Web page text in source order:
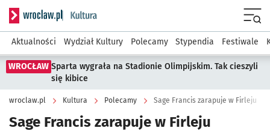
Serwis informacyjny wroclaw.pl podserwis: Kultura
Aktualności Wydział Kultury Polecamy Stypendia Festiwale
WROCŁAW Sparta wygrała na Stadionie Olimpijskim. Tak cieszyli
się kibice
wroclaw.pl Kultura Polecamy Sage Francis zarapuje w Firleju
Sage Francis zarapuje w Firleju